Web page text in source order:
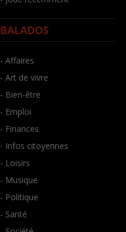
BALADOS
- Affaires
- Art de vivre
- Bien-être
- Emploi
- Finances
- Infos citoyennes
- Loisirs
- Musique
- Politique
- Santé